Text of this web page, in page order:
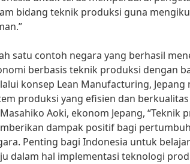
bidang teknik produksi guna
satu contoh negara yang berhasil
berbasis teknik produksi dengan
konsep Lean Manufacturing,
produksi yang efisien dan
Aoki, ekonom Jepang, “Teknik
dampak positif bagi
Penting bagi Indonesia untuk
dalam hal implementasi teknologi